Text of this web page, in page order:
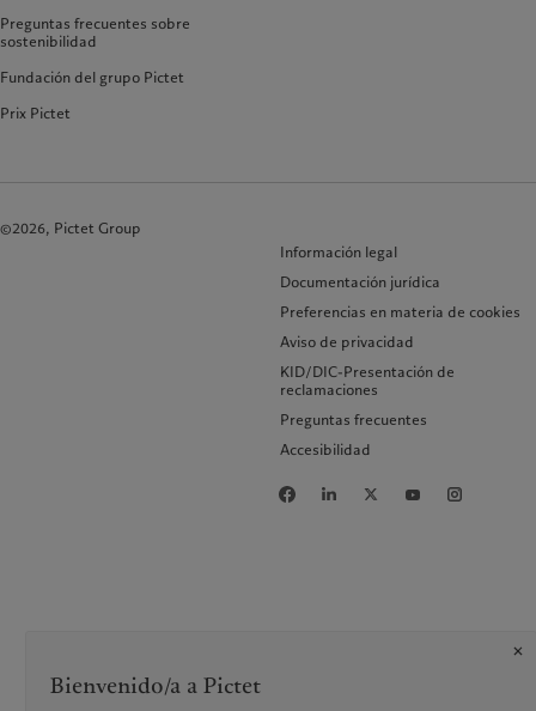
Preguntas frecuentes sobre
sostenibilidad
Fundación del grupo Pictet
Prix Pictet
©2026, Pictet Group
Información legal
Documentación jurídica
Preferencias en materia de cookies
Aviso de privacidad
KID/DIC-Presentación de
reclamaciones
Preguntas frecuentes
Accesibilidad
Bienvenido/a a Pictet